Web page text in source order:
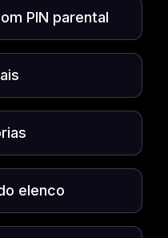
PIN parental
elenco